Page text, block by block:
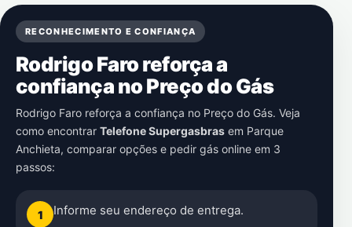
RECONHECIMENTO E CONFIANÇA
Rodrigo Faro reforça a
confiança no Preço do Gás
Rodrigo Faro reforça a confiança no Preço do Gás. Veja
como encontrar Telefone Supergasbras em Parque
Anchieta, comparar opções e pedir gás online em 3
passos:
1 Informe seu endereço de entrega.